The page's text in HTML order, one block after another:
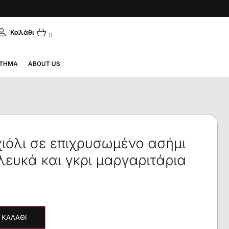
0
ABOUT US
σε επιχρυσωμένο ασήμι
και γκρι μαργαριτάρια